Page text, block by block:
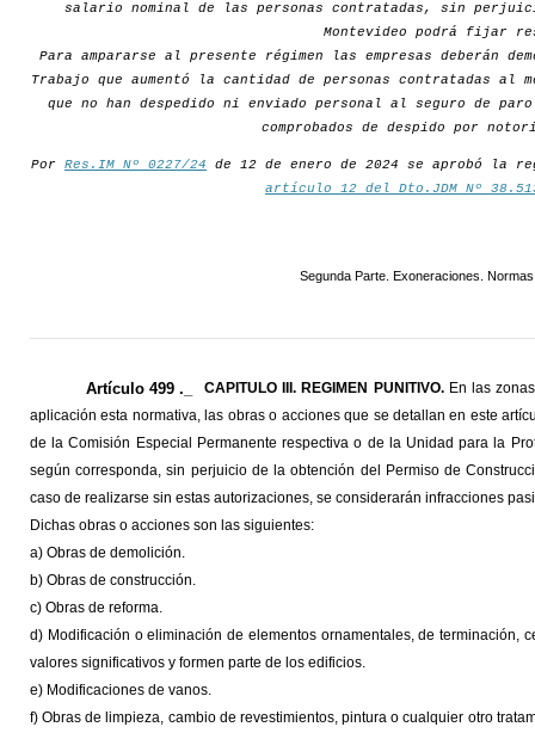
salario nominal de las personas contratadas, sin
Montevideo podrá fijar
Para ampararse al presente régimen las empresas deberán
Trabajo que aumentó la cantidad de personas contratadas
que no han despedido ni enviado personal al seguro de
comprobados de despido por
Por Res.IM Nº 0227/24 de 12 de enero de 2024 se aprobó la
artículo 12 del Dto.JDM Nº
Segunda Parte. Exoneraciones.
Artículo 499 ._ CAPITULO III. REGIMEN PUNITIVO.En las
aplicación esta normativa, las obras o acciones que se detallan en este
de la Comisión Especial Permanente respectiva o de la Unidad para la
según corresponda, sin perjuicio de la obtención del Permiso de
caso de realizarse sin estas autorizaciones, se considerarán infracciones
Dichas obras o acciones son las siguientes:
a) Obras de demolición.
b) Obras de construcción.
c) Obras de reforma.
d) Modificación o eliminación de elementos ornamentales, de terminación,
valores significativos y formen parte de los edificios.
e) Modificaciones de vanos.
f) Obras de limpieza, cambio de revestimientos, pintura o cualquier otro